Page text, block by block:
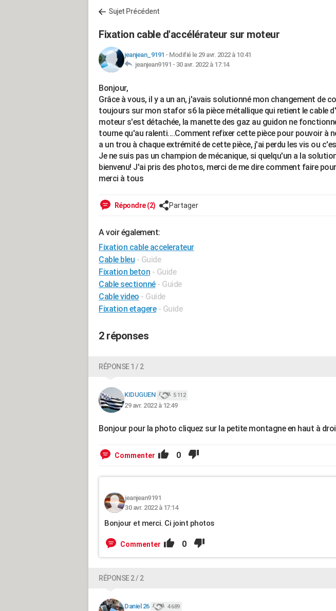
Sujet Précédent
Fixation cable d'accélérateur sur moteur
jeanjean_9191 - Modifié le 29 avr. 2022 à 10:41
jeanjean9191 - 30 avr. 2022 à 17:14
Bonjour,
Grâce à vous, il y a un an, j'avais solutionné mon changement de
toujours sur mon stafor s6 la pièce métallique qui retient le cable
moteur s'est détachée, la manette des gaz au guidon ne
tourne qu'au ralenti....Comment refixer cette pièce pour pouvoir à
a un trou à chaque extrémité de cette pièce, j'ai perdu les vis ou
Je ne suis pas un champion de mécanique, si quelqu'un a la
bienvenu! J'ai pris des photos, merci de me dire comment faire
merci à tous
Répondre (2) Partager
A voir également:
Fixation cable accelerateur
Cable bleu - Guide
Fixation beton - Guide
Cable sectionné - Guide
Cable video - Guide
Fixation etagere - Guide
2 réponses
RÉPONSE 1 / 2
KIDUGUEN 5 112
29 avr. 2022 à 12:49
Bonjour pour la photo cliquez sur la petite montagne en haut à
Commenter 0
jeanjean9191
30 avr. 2022 à 17:14
Bonjour et merci. Ci joint photos
Commenter 0
RÉPONSE 2 / 2
Daniel 26 4 689